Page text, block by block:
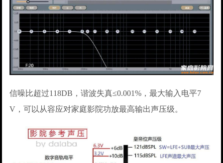
信噪比超过118DB，谐波失真≤0.001%，最大输入电平7
V，可以从容应对家庭影院功放最高输出声压级。